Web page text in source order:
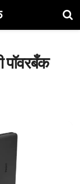
पॉवरबँक